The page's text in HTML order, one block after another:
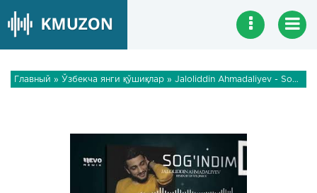
Главный » Ўзбекча янги қўшиқлар » Jaloliddin Ahmadaliyev - Sog'indim (remix by DJ To'lqinboy)